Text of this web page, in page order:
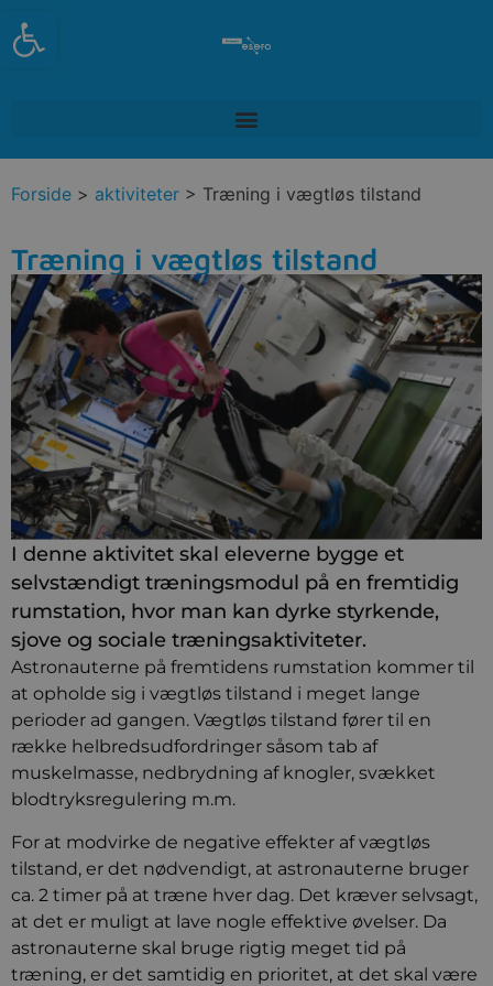
Open toolbar
Forside > aktiviteter > Træning i vægtløs tilstand
Træning i vægtløs tilstand
I denne aktivitet skal eleverne bygge et
selvstændigt træningsmodul på en fremtidig
rumstation, hvor man kan dyrke styrkende,
sjove og sociale træningsaktiviteter.
Astronauterne på fremtidens rumstation kommer til
at opholde sig i vægtløs tilstand i meget lange
perioder ad gangen. Vægtløs tilstand fører til en
række helbredsudfordringer såsom tab af
muskelmasse, nedbrydning af knogler, svækket
blodtryksregulering m.m.
For at modvirke de negative effekter af vægtløs
tilstand, er det nødvendigt, at astronauterne bruger
ca. 2 timer på at træne hver dag. Det kræver selvsagt,
at det er muligt at lave nogle effektive øvelser. Da
astronauterne skal bruge rigtig meget tid på
træning, er det samtidig en prioritet, at det skal være